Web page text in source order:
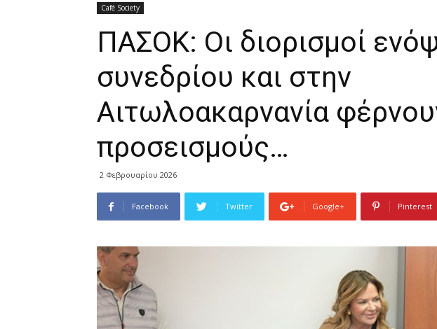
Café Society
ΠΑΣΟΚ: Οι διορισμοί
συνεδρίου και στην
Αιτωλοακαρνανία
προσεισμούς…
2 Φεβρουαρίου 2026
Facebook Twitter Google+ Pinterest